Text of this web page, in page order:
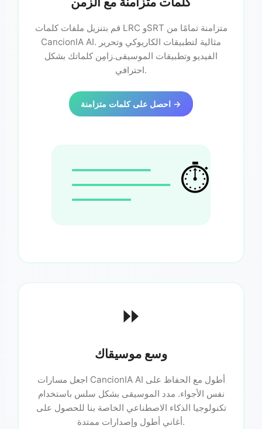
قم بتنزيل ملفات كلمات LRC وSRT متزامنة تمامًا من
CancionIA AI. مثالية لتطبيقات الكاريوكي وتحرير
الفيديو وتطبيقات الموسيقى.زامِن كلماتك بشكل
احترافي.
احصل على كلمات متزامنة →
⏱️
⏩
وسع موسيقاك
اجعل مسارات CancionIA AI أطول مع الحفاظ على
نفس الأجواء. مدد الموسيقى بشكل سلس باستخدام
تكنولوجيا الذكاء الاصطناعي الخاصة بنا للحصول على
أغاني أطول وإصدارات ممتدة.